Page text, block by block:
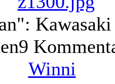
9
Winni